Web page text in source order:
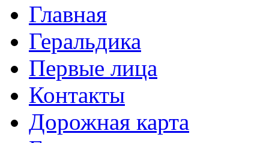
Главная
Геральдика
Первые лица
Контакты
Дорожная карта